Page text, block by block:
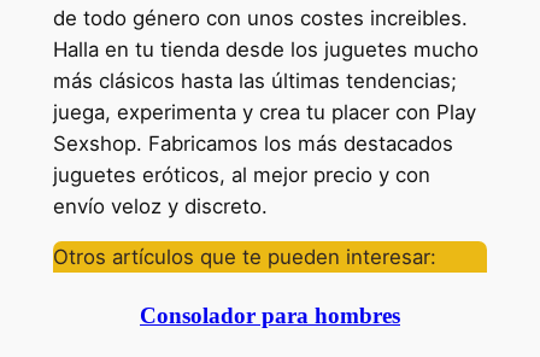
de todo género con unos costes increibles.
Halla en tu tienda desde los juguetes mucho
más clásicos hasta las últimas tendencias;
juega, experimenta y crea tu placer con Play
Sexshop. Fabricamos los más destacados
juguetes eróticos, al mejor precio y con
envío veloz y discreto.
Otros artículos que te pueden interesar:
Consolador para hombres